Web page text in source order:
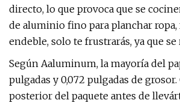
directo, lo que provoca que se
de aluminio fino para planchar
endeble, solo te frustrarás, ya que
Según Aaluminum, la mayoría del
pulgadas y 0,072 pulgadas de
posterior del paquete antes de